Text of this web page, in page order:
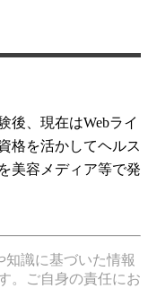
後、現在はWebライ
格を活かしてヘルス
美容メディア等で発
識に基づいた情報
。ご自身の責任にお